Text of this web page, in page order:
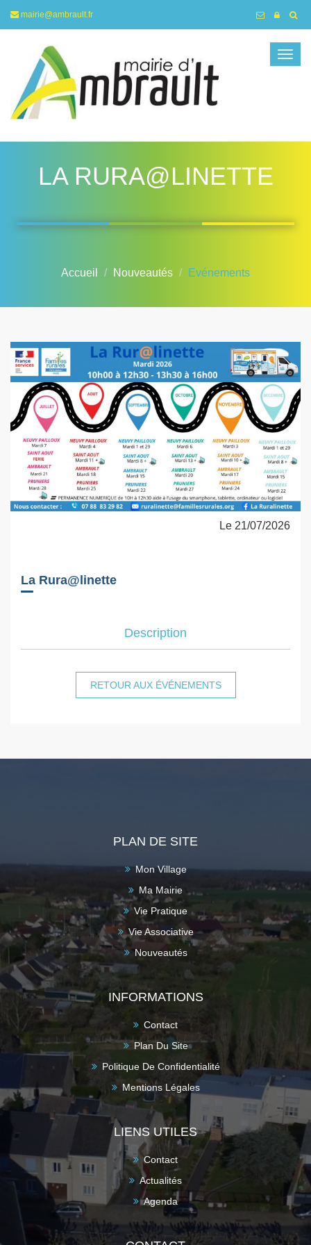
mairie@ambrault.fr
LA RURA@LINETTE
Accueil Nouveautés Evénements
Le 21/07/2026
La Rura@linette
Description
RETOUR AUX ÉVÉNEMENTS
PLAN DE SITE
Mon Village
Ma Mairie
Vie Pratique
Vie Associative
Nouveautés
INFORMATIONS
Contact
Plan Du Site
Politique De Confidentialité
Mentions Légales
LIENS UTILES
Contact
Actualités
Agenda